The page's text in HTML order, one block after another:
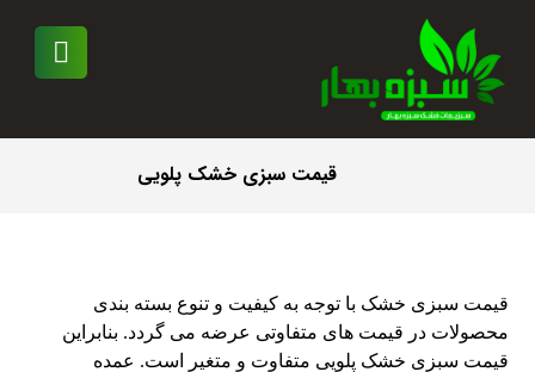
قیمت سبزی خشک پلویی
قیمت سبزی خشک با توجه به کیفیت و تنوع بسته بندی
محصولات در قیمت های متفاوتی عرضه می گردد. بنابراین
قیمت سبزی خشک پلویی متفاوت و متغیر است. عمده